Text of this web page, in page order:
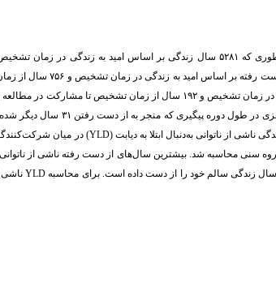
تشخیص تا مشارکت در مطالعه از دست رفته است. پس از
در جایگاه دوم قرار دارد. سکته مغزی نیز مسئول ۹۳۳ سال عمر از دست رفته بر اساس امید به زندگی در زمان تشخیص و ۱۹۲
بار کل بیماری‌های عصبی برابر با ۱۰۷۶۴ سال محاسبه شد. با احتساب
(YLD)
سنی محاسبه شد. بیشترین سال‌های از دست رفته ناشی از ناتوانی
YLDناشی